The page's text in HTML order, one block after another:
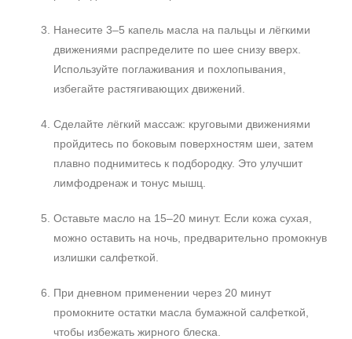
Нанесите 3–5 капель масла на пальцы и лёгкими
движениями распределите по шее снизу вверх.
Используйте поглаживания и похлопывания,
избегайте растягивающих движений.
Сделайте лёгкий массаж: круговыми движениями
пройдитесь по боковым поверхностям шеи, затем
плавно поднимитесь к подбородку. Это улучшит
лимфодренаж и тонус мышц.
Оставьте масло на 15–20 минут. Если кожа сухая,
можно оставить на ночь, предварительно промокнув
излишки салфеткой.
При дневном применении через 20 минут
промокните остатки масла бумажной салфеткой,
чтобы избежать жирного блеска.
+7 (495) 640-58-89
+7 (929) 933-09-89